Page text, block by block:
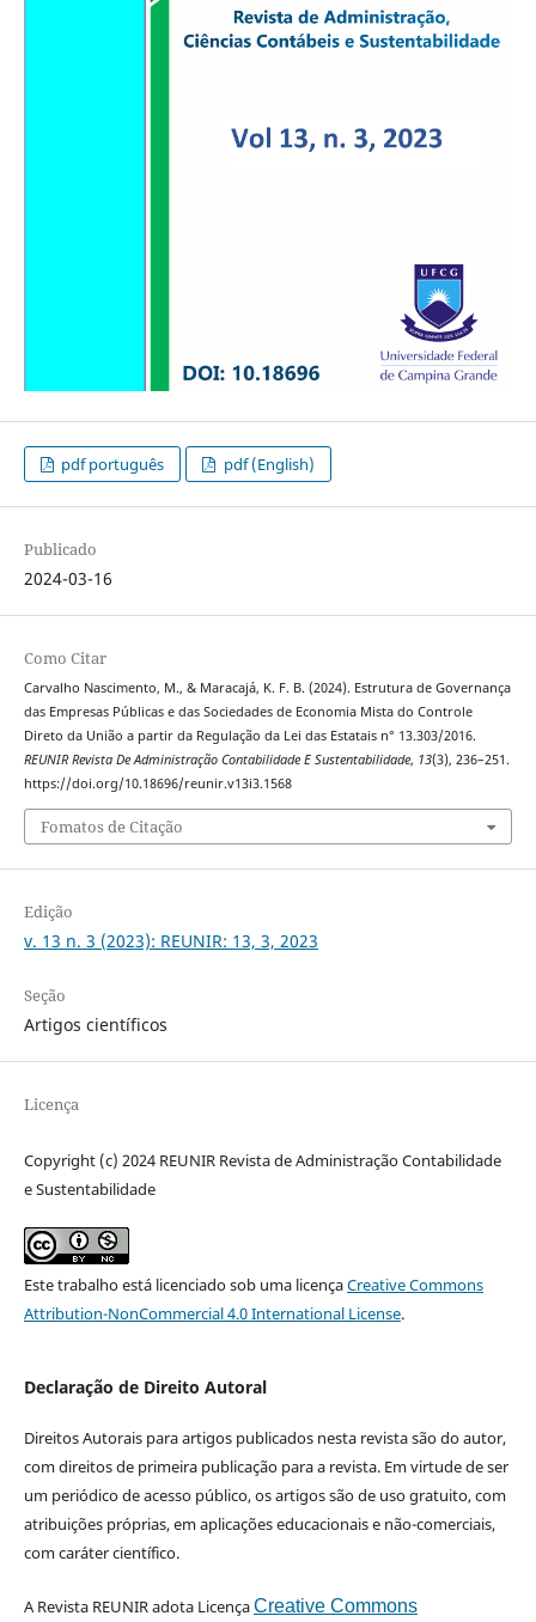
pdf português pdf (English)
Publicado
2024-03-16
Como Citar
Carvalho Nascimento, M., & Maracajá, K. F. B. (2024). Estrutura de Governança
das Empresas Públicas e das Sociedades de Economia Mista do Controle
Direto da União a partir da Regulação da Lei das Estatais n° 13.303/2016.
REUNIR Revista De Administração Contabilidade E Sustentabilidade, 13(3), 236–251.
https://doi.org/10.18696/reunir.v13i3.1568
Fomatos de Citação
Edição
v. 13 n. 3 (2023): REUNIR: 13, 3, 2023
Seção
Artigos científicos
Licença
Copyright (c) 2024 REUNIR Revista de Administração Contabilidade
e Sustentabilidade
Este trabalho está licenciado sob uma licençaCreative Commons
Attribution-NonCommercial 4.0 International License.
Declaração de Direito Autoral
Direitos Autorais para artigos publicados nesta revista são do autor,
com direitos de primeira publicação para a revista. Em virtude de ser
um periódico de acesso público, os artigos são de uso gratuito, com
atribuições próprias, em aplicações educacionais e não-comerciais,
com caráter científico.
A Revista REUNIR adota LicençaCreative Commons